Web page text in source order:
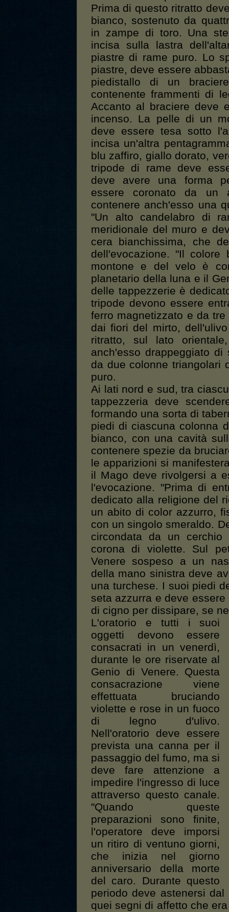
Prima di questo ritratto
bianco, sostenuto da
in zampe di toro. Una
incisa sulla lastra
piastre di rame puro. Lo
piastre, deve essere
piedistallo di un
contenente frammenti di
Accanto al braciere deve
incenso. La pelle di un
deve essere tesa sotto
incisa un'altra
blu zaffiro, giallo dorato,
tripode di rame deve
deve avere una forma
essere coronato da un
contenere anch'esso una
"Un alto candelabro di
meridionale del muro e
cera bianchissima, che
dell'evocazione. "Il
montone e del velo è
planetario della luna e il
delle tappezzerie è
tripode devono essere
ferro magnetizzato e da
dai fiori del mirto,
ritratto, sul lato
anch'esso drappeggiato
da due colonne triangolari
puro.
Ai lati nord e sud, tra
tappezzeria deve
formando una sorta di
piedi di ciascuna colonna
bianco, con una cavità
contenere spezie da
le apparizioni si
il Mago deve rivolgersi a
l'evocazione. "Prima di
dedicato alla religione del
un abito di color azzurro,
con un singolo smeraldo.
circondata da un
corona di violette. Sul
Venere sospeso a un
della mano sinistra deve
una turchese. I suoi piedi
seta azzurra e deve
di cigno per dissipare, se
L'oratorio e tutti i suoi
oggetti devono essere
consacrati in un venerdì,
durante le ore riservate al
Genio di Venere. Questa
consacrazione viene
effettuata bruciando
violette e rose in un fuoco
di legno d'ulivo.
Nell'oratorio deve essere
prevista una canna per il
passaggio del fumo, ma si
deve fare attenzione a
impedire l'ingresso di luce
attraverso questo canale.
"Quando queste
preparazioni sono finite,
l'operatore deve imporsi
un ritiro di ventuno giorni,
che inizia nel giorno
anniversario della morte
del caro. Durante questo
periodo deve astenersi
quei segni di affetto che